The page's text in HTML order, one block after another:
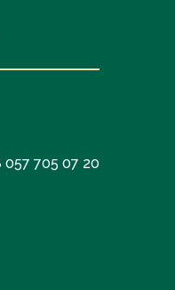
057 705 07 20